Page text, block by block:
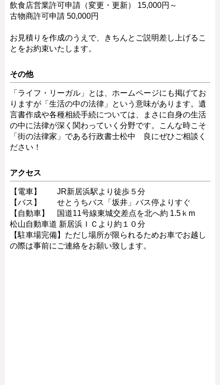
飲食店営業許可申請（変更・更新） 15,000円～
古物商許可申請 50,000円
お見積りを作成のうえで、きちんとご説明差し上げるこ
とをお約束いたします。
その他
「ライフ・リーガル」とは、ホームページにも掲げてお
りますが「生活の中の法律」という意味があります。遺
言書作成や各種相続手続については、まさに自身の生活
の中に法律が深く関わっていく分野です。こんな時こそ
「街の法律家」である行政書士松中 良にぜひご相談く
ださい！
アクセス
【電車】 JR新居浜駅より徒歩５分
【バス】 せとうちバス「坂井」バス停よりすぐ
【自動車】 国道11号線東城交差点を北へ約 1.5ｋm
松山自動車道 新居浜ＩＣより約１０分
【駐車場完備】ただし場所が限られるためお車でお越し
の際は事前にご連絡をお願い致します。